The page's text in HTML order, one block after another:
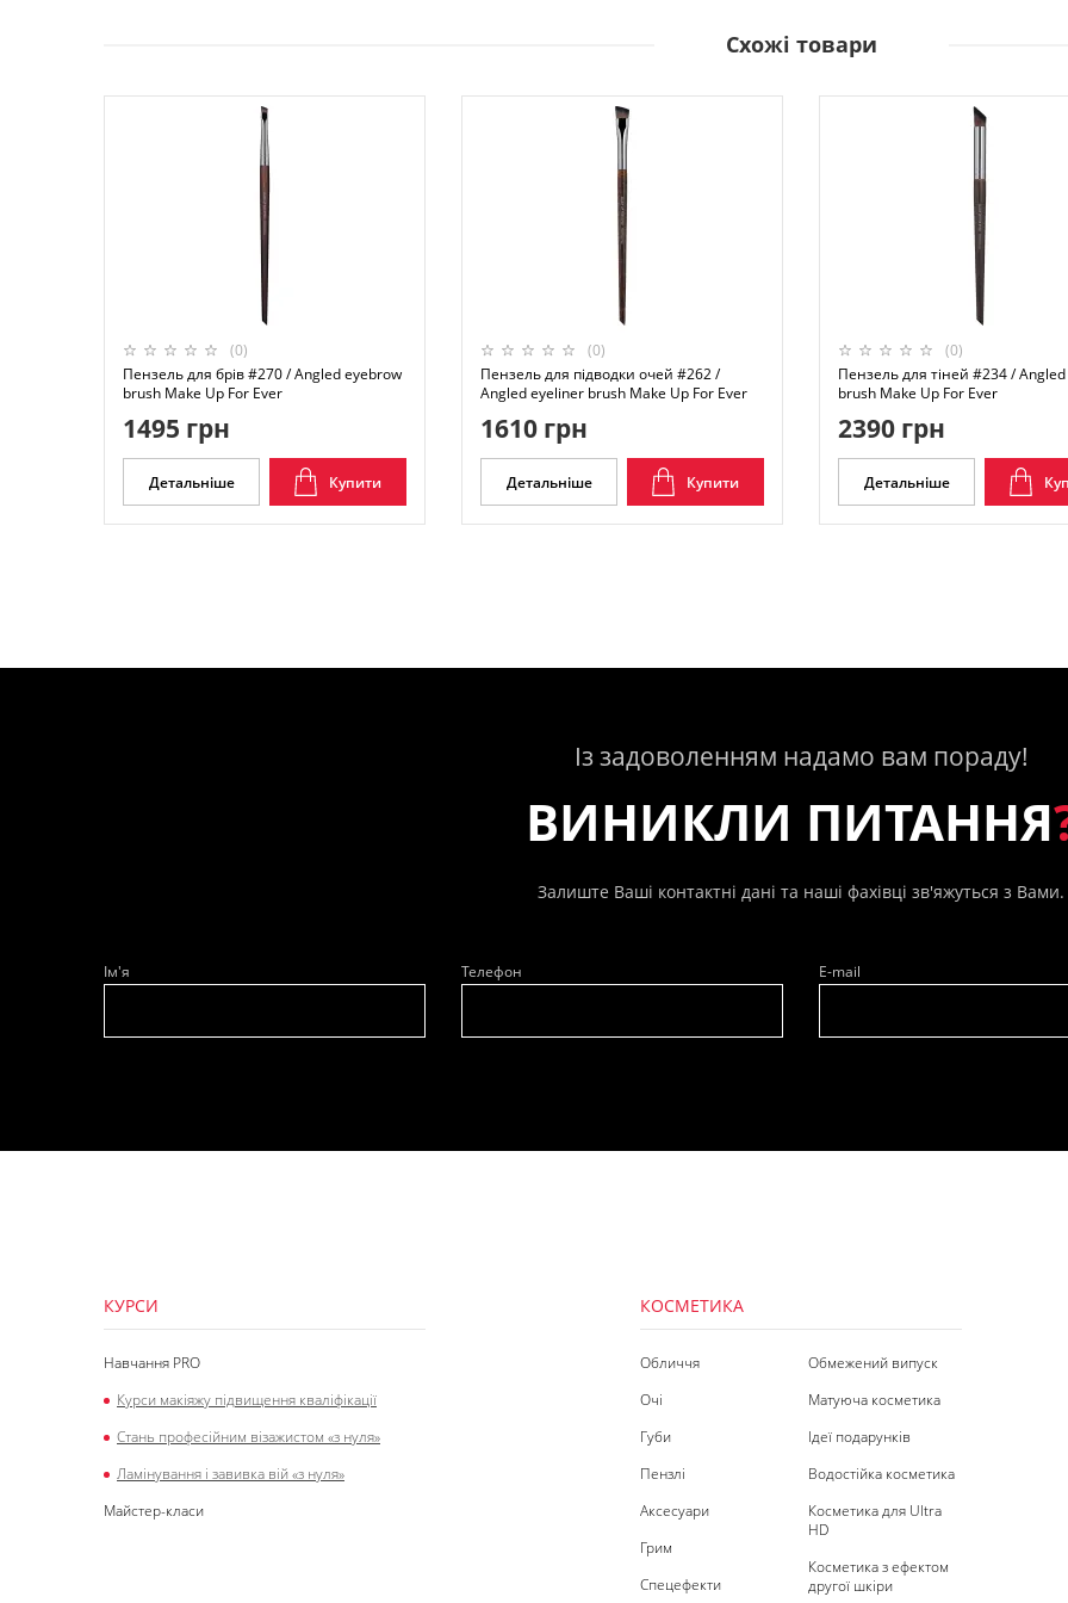
Схожі товари
(0)
Пензель для брів #270 / Angled eyebrow
brush Make Up For Ever
1495 грн
Детальніше Купити
(0)
Пензель для підводки очей #262 /
Angled eyeliner brush Make Up For Ever
1610 грн
Детальніше Купити
(0)
Пензель для тіней #234 /
brush Make Up For Ever
2390 грн
Детальніше
Із задоволенням надамо вам пораду!
ВИНИКЛИ ПИТАННЯ
Залиште Ваші контактні дані та наші фахівці зв'яжуться з Вами.
Ім'я Телефон
E-mail
КУРСИ
Навчання PRO
Курси макіяжу підвищення кваліфікації
Стань професійним візажистом «з нуля»
Ламінування і завивка вій «з нуля»
Майстер-класи
КОСМЕТИКА
Обличчя
Очі
Губи
Пензлі
Аксесуари
Грим
Спецефекти
Обмежений випуск
Матуюча косметика
Ідеї подарунків
Водостійка косметика
Косметика для Ultra
HD
Косметика з ефектом
другої шкіри